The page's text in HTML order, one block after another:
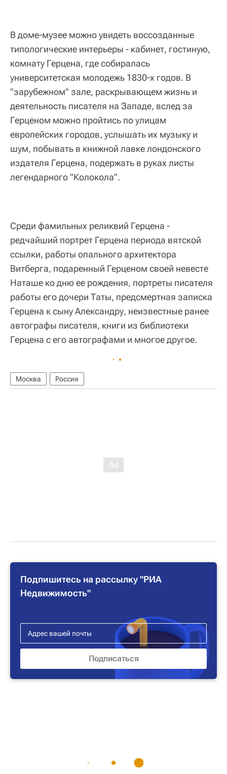
В доме-музее можно увидеть воссозданные
типологические интерьеры - кабинет, гостиную,
комнату Герцена, где собиралась
университетская молодежь 1830-х годов. В
"зарубежном" зале, раскрывающем жизнь и
деятельность писателя на Западе, вслед за
Герценом можно пройтись по улицам
европейских городов, услышать их музыку и
шум, побывать в книжной лавке лондонского
издателя Герцена, подержать в руках листы
легендарного "Колокола".
Среди фамильных реликвий Герцена -
редчайший портрет Герцена периода вятской
ссылки, работы опального архитектора
Витберга, подаренный Герценом своей невесте
Наташе ко дню ее рождения, портреты писателя
работы его дочери Таты, предсмертная записка
Герцена к сыну Александру, неизвестные ранее
автографы писателя, книги из библиотеки
Герцена с его автографами и многое другое.
Москва Россия
Подпишитесь на рассылку "РИА
Недвижимость"